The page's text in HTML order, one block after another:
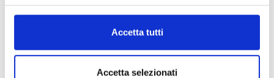
Accetta tutti
Accetta selezionati